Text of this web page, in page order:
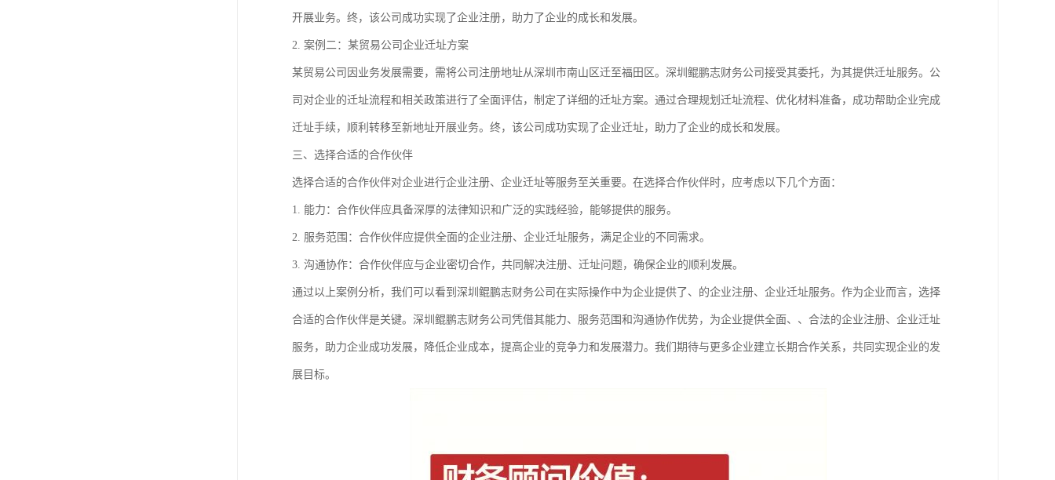
开展业务。终，该公司成功实现了企业注册，助力了企业的成长和发展。
2. 案例二：某贸易公司企业迁址方案
某贸易公司因业务发展需要，需将公司注册地址从深圳市南山区迁至福田区。深圳鲲鹏志财务公司接受其委托，为其提供迁址服务。公
司对企业的迁址流程和相关政策进行了全面评估，制定了详细的迁址方案。通过合理规划迁址流程、优化材料准备，成功帮助企业完成
迁址手续，顺利转移至新地址开展业务。终，该公司成功实现了企业迁址，助力了企业的成长和发展。
三、选择合适的合作伙伴
选择合适的合作伙伴对企业进行企业注册、企业迁址等服务至关重要。在选择合作伙伴时，应考虑以下几个方面：
1. 能力：合作伙伴应具备深厚的法律知识和广泛的实践经验，能够提供的服务。
2. 服务范围：合作伙伴应提供全面的企业注册、企业迁址服务，满足企业的不同需求。
3. 沟通协作：合作伙伴应与企业密切合作，共同解决注册、迁址问题，确保企业的顺利发展。
通过以上案例分析，我们可以看到深圳鲲鹏志财务公司在实际操作中为企业提供了、的企业注册、企业迁址服务。作为企业而言，选择
合适的合作伙伴是关键。深圳鲲鹏志财务公司凭借其能力、服务范围和沟通协作优势，为企业提供全面、、合法的企业注册、企业迁址
服务，助力企业成功发展，降低企业成本，提高企业的竞争力和发展潜力。我们期待与更多企业建立长期合作关系，共同实现企业的发
展目标。